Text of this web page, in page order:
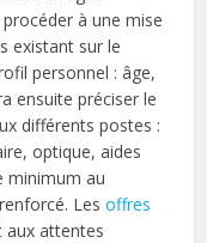
à une mise
existant sur le
personnel : âge,
ensuite préciser le
différents postes :
optique, aides
minimum au
Lesoffres
aux attentes